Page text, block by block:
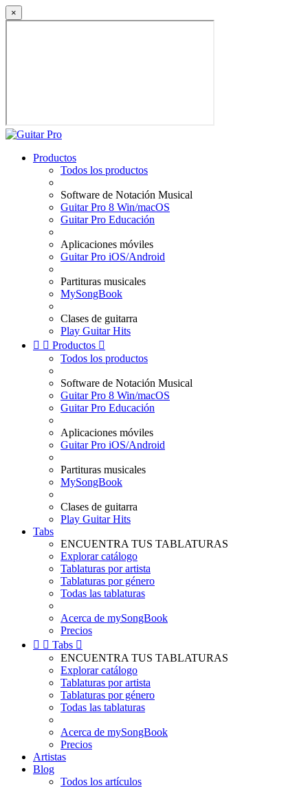
×
Productos
Todos los productos
Software de Notación Musical
Guitar Pro 8 Win/macOS
Guitar Pro Educación
Aplicaciones móviles
Guitar Pro iOS/Android
Partituras musicales
MySongBook
Clases de guitarra
Play Guitar Hits
  Productos 
Todos los productos
Software de Notación Musical
Guitar Pro 8 Win/macOS
Guitar Pro Educación
Aplicaciones móviles
Guitar Pro iOS/Android
Partituras musicales
MySongBook
Clases de guitarra
Play Guitar Hits
Tabs
ENCUENTRA TUS TABLATURAS
Explorar catálogo
Tablaturas por artista
Tablaturas por género
Todas las tablaturas
Acerca de mySongBook
Precios
  Tabs 
ENCUENTRA TUS TABLATURAS
Explorar catálogo
Tablaturas por artista
Tablaturas por género
Todas las tablaturas
Acerca de mySongBook
Precios
Artistas
Blog
Todos los artículos